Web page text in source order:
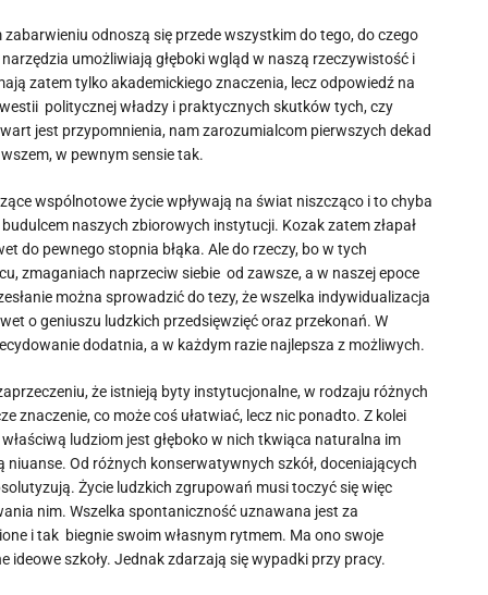
odnoszą się przede wszystkim do tego, do czego
umożliwiają głęboki wgląd w naszą rzeczywistość i
zatem tylko akademickiego znaczenia, lecz odpowiedź na
politycznej władzy i praktycznych skutków tych, czy
jest przypomnienia, nam zarozumialcom pierwszych dekad
w pewnym sensie tak.
wspólnotowe życie wpływają na świat niszcząco i to chyba
naszych zbiorowych instytucji. Kozak zatem złapał
do pewnego stopnia błąka. Ale do rzeczy, bo w tych
zmaganiach naprzeciw siebie od zawsze, a w naszej epoce
można sprowadzić do tezy, że wszelka indywidualizacja
o geniuszu ludzkich przedsięwzięć oraz przekonań. W
dodatnia, a w każdym razie najlepsza z możliwych.
że istnieją byty instytucjonalne, w rodzaju różnych
znaczenie, co może coś ułatwiać, lecz nic ponadto. Z kolei
ludziom jest głęboko w nich tkwiąca naturalna im
Od różnych konserwatywnych szkół, doceniających
Życie ludzkich zgrupowań musi toczyć się więc
nim. Wszelka spontaniczność uznawana jest za
i tak biegnie swoim własnym rytmem. Ma ono swoje
szkoły. Jednak zdarzają się wypadki przy pracy.